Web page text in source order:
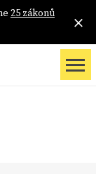
25 zákonů